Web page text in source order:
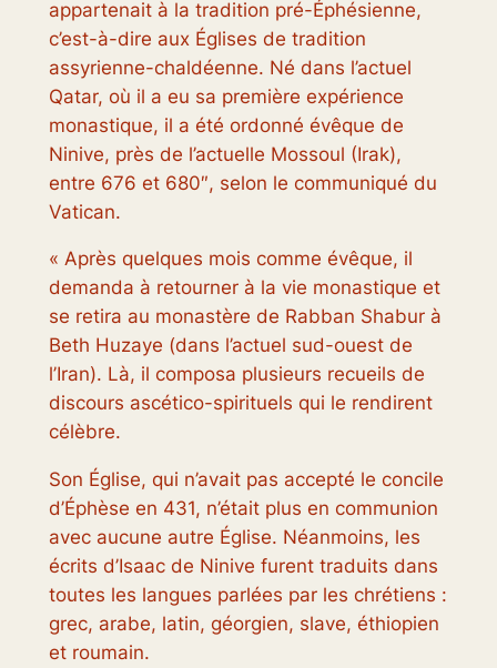
appartenait à la tradition pré-Éphésienne,
c’est-à-dire aux Églises de tradition
assyrienne-chaldéenne. Né dans l’actuel
Qatar, où il a eu sa première expérience
monastique, il a été ordonné évêque de
Ninive, près de l’actuelle Mossoul (Irak),
entre 676 et 680″, selon le communiqué du
Vatican.
« Après quelques mois comme évêque, il
demanda à retourner à la vie monastique et
se retira au monastère de Rabban Shabur à
Beth Huzaye (dans l’actuel sud-ouest de
l’Iran). Là, il composa plusieurs recueils de
discours ascético-spirituels qui le rendirent
célèbre.
Son Église, qui n’avait pas accepté le concile
d’Éphèse en 431, n’était plus en communion
avec aucune autre Église. Néanmoins, les
écrits d’Isaac de Ninive furent traduits dans
toutes les langues parlées par les chrétiens :
grec, arabe, latin, géorgien, slave, éthiopien
et roumain.